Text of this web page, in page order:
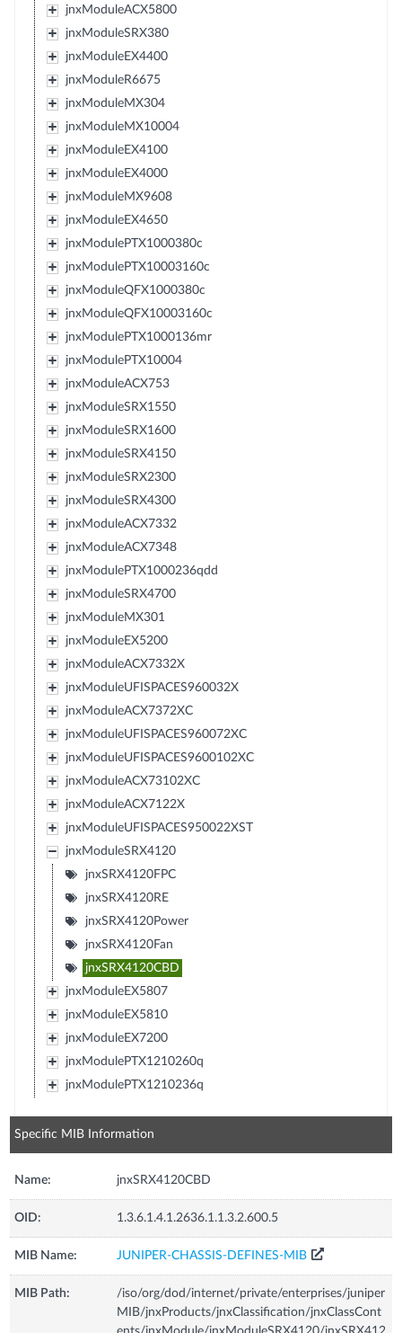
jnxModuleACX5800
jnxModuleSRX380
jnxModuleEX4400
jnxModuleR6675
jnxModuleMX304
jnxModuleMX10004
jnxModuleEX4100
jnxModuleEX4000
jnxModuleMX9608
jnxModuleEX4650
jnxModulePTX1000380c
jnxModulePTX10003160c
jnxModuleQFX1000380c
jnxModuleQFX10003160c
jnxModulePTX1000136mr
jnxModulePTX10004
jnxModuleACX753
jnxModuleSRX1550
jnxModuleSRX1600
jnxModuleSRX4150
jnxModuleSRX2300
jnxModuleSRX4300
jnxModuleACX7332
jnxModuleACX7348
jnxModulePTX1000236qdd
jnxModuleSRX4700
jnxModuleMX301
jnxModuleEX5200
jnxModuleACX7332X
jnxModuleUFISPACES960032X
jnxModuleACX7372XC
jnxModuleUFISPACES960072XC
jnxModuleUFISPACES9600102XC
jnxModuleACX73102XC
jnxModuleACX7122X
jnxModuleUFISPACES950022XST
jnxModuleSRX4120
jnxSRX4120FPC
jnxSRX4120RE
jnxSRX4120Power
jnxSRX4120Fan
jnxSRX4120CBD
jnxModuleEX5807
jnxModuleEX5810
jnxModuleEX7200
jnxModulePTX1210260q
jnxModulePTX1210236q
Specific MIB Information
Name: jnxSRX4120CBD
OID: 1.3.6.1.4.1.2636.1.1.3.2.600.5
MIB Name: JUNIPER-CHASSIS-DEFINES-MIB
MIB Path:
/iso/org/dod/internet/private/enterprises/juniper
MIB/jnxProducts/jnxClassification/jnxClassCont